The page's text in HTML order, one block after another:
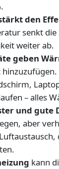
den
senkt die
weiter ab.
geben
– alles
und gute
aber
kann